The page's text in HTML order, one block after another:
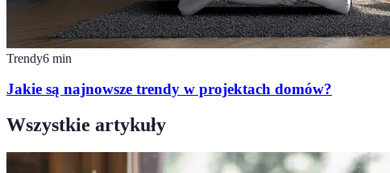
Trendy6 min
Jakie są najnowsze trendy w projektach domów?
Wszystkie artykuły